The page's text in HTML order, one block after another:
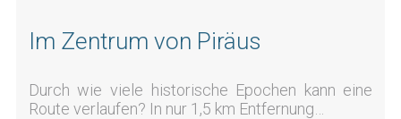
Im Zentrum von Piräus
Durch wie viele historische Epochen kann eine
Route verlaufen? In nur 1,5 km Entfernung…